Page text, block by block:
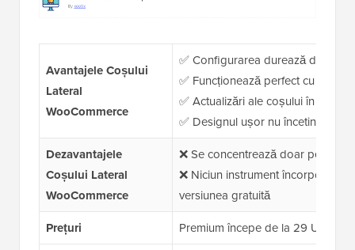
Avantajele Coșului
Lateral
WooCommerce
✅ Configurarea durează doar
✅ Funcționează perfect cu orice
✅ Actualizări ale coșului în timp
✅ Designul ușor nu încetinește
Dezavantajele
Coșului Lateral
WooCommerce
❌ Se concentrează doar pe
❌ Niciun instrument încorporat
versiunea gratuită
Prețuri Premium începe de la 29 USD/an